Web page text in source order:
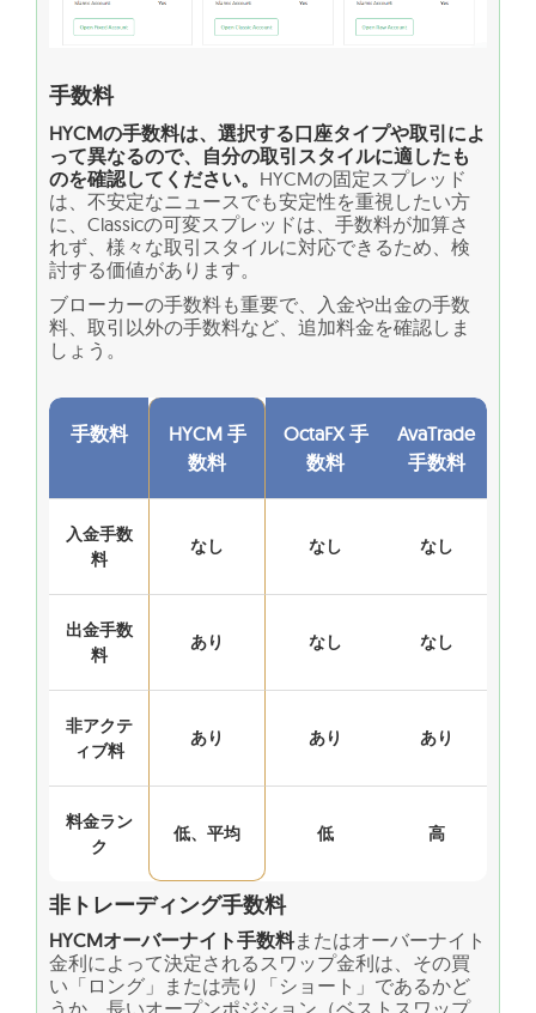
手数料
HYCMの手数料は、選択する口座タイプや取引によ
って異なるので、自分の取引スタイルに適したも
のを確認してください。 HYCMの固定スプレッド
は、不安定なニュースでも安定性を重視したい方
に、Classicの可変スプレッドは、手数料が加算さ
れず、様々な取引スタイルに対応できるため、検
討する価値があります。
ブローカーの手数料も重要で、入金や出金の手数
料、取引以外の手数料など、追加料金を確認しま
しょう。
手数料
HYCM 手
数料
OctaFX 手
数料
AvaTrade
手数料
入金手数
料
なし なし なし
出金手数
料
あり なし なし
非アクテ
ィブ料
あり あり あり
料金ラン
ク
低、平均 低 高
非トレーディング手数料
HYCMオーバーナイト手数料またはオーバーナイト
金利によって決定されるスワップ金利は、その買
い「ロング」または売り「ショート」であるかど
うか、長いオープンポジション（ベストスワップ